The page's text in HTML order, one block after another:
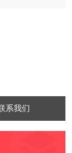
瓦(Single-phase
系我们